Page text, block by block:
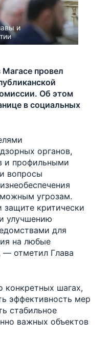
Фото
Видео
и
провел
Об этом
в социальных
органов,
и профильными
вопросы
угрозам.
защите критически
улучшению
для
на любые
— отметил Глава
конкретных шагах,
эффективность мер
стабильное
важных объектов